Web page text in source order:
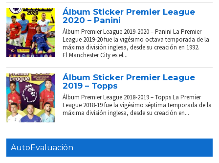
Álbum Sticker Premier League
2020 – Panini
Álbum Premier League 2019-2020 – Panini La Premier
League 2019-20 fue la vigésimo octava temporada de la
máxima división inglesa, desde su creación en 1992.
El Manchester City es el...
Álbum Sticker Premier League
2019 – Topps
Álbum Premier League 2018-2019 – Topps La Premier
League 2018-19 fue la vigésimo séptima temporada de la
máxima división inglesa, desde su creación en...
AutoEvaluación